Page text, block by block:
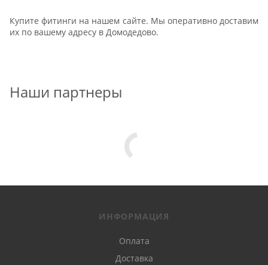
Купите фитинги на нашем сайте. Мы оперативно доставим
их по вашему адресу в Домодедово.
Наши партнеры
ИНФОРМАЦИЯ
Оплата
Доставка